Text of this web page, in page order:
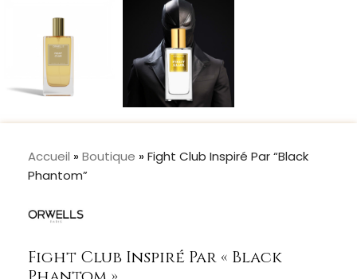
Accueil »Boutique »Fight Club Inspiré Par “Black
Phantom”
Fight Club Inspiré Par « Black